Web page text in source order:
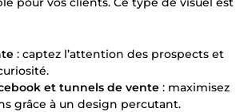
: captez l’attention des prospects et
et tunnels de vente : maximisez
grâce à un design percutant.